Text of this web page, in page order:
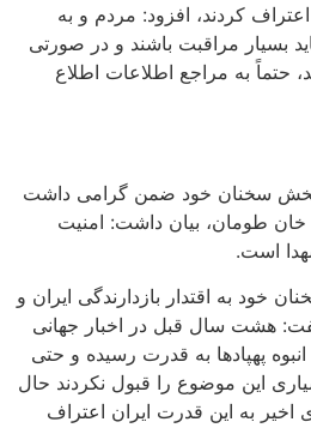
افزود: مردم و به
باشند و در صورتی
مراجع اطلاعات اطلاع
خود ضمن گرامی داشت
بیان داشت: امنیت
بازدارندگی ایران و
قبل در اخبار جهانی
به قدرت رسیده و حتی
موضوع را قبول نکردند حال
قدرت ایران اعتراف